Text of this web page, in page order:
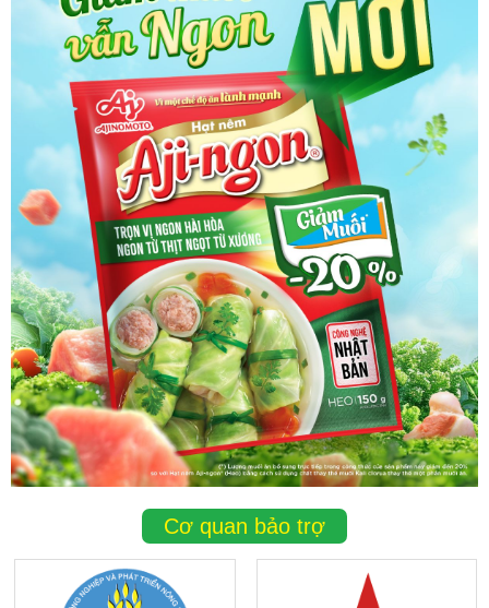
Cơ quan bảo trợ